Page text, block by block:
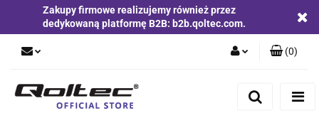
Zakupy firmowe realizujemy również przez
dedykowaną platformę B2B: b2b.qoltec.com.
(0)